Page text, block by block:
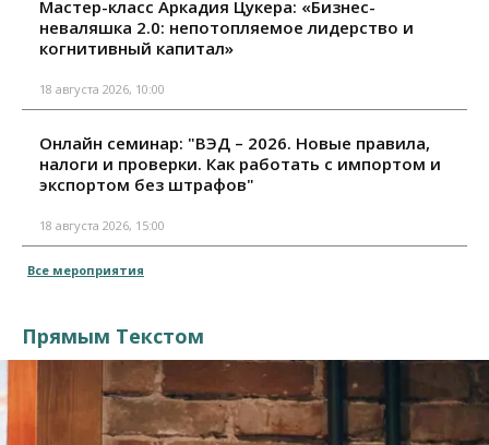
Мастер-класс Аркадия Цукера: «Бизнес-
неваляшка 2.0: непотопляемое лидерство и
когнитивный капитал»
18 августа 2026, 10:00
Онлайн семинар: "ВЭД – 2026. Новые правила,
налоги и проверки. Как работать с импортом и
экспортом без штрафов"
18 августа 2026, 15:00
Все мероприятия
Прямым Текстом